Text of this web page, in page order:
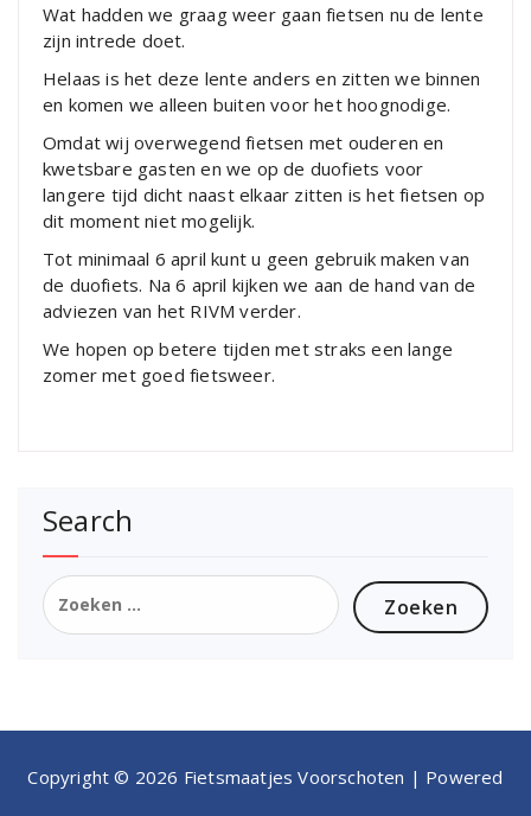
Wat hadden we graag weer gaan fietsen nu de lente
zijn intrede doet.
Helaas is het deze lente anders en zitten we binnen
en komen we alleen buiten voor het hoognodige.
Omdat wij overwegend fietsen met ouderen en
kwetsbare gasten en we op de duofiets voor
langere tijd dicht naast elkaar zitten is het fietsen op
dit moment niet mogelijk.
Tot minimaal 6 april kunt u geen gebruik maken van
de duofiets. Na 6 april kijken we aan de hand van de
adviezen van het RIVM verder.
We hopen op betere tijden met straks een lange
zomer met goed fietsweer.
Search
Zoeken
naar:
Copyright © 2026 Fietsmaatjes Voorschoten | Powered